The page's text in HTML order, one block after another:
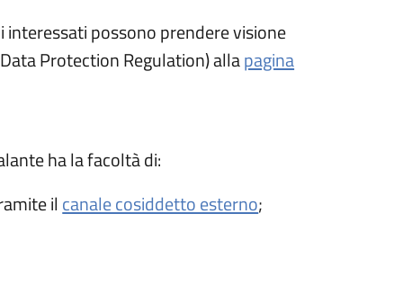
possono prendere visione
Protection Regulation) allapagina
ha la facoltà di:
il canale cosiddetto esterno(apre in un'altra
;